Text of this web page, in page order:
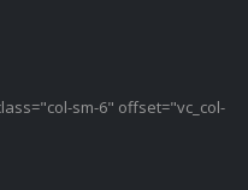
sm-6" offset="vc_col-